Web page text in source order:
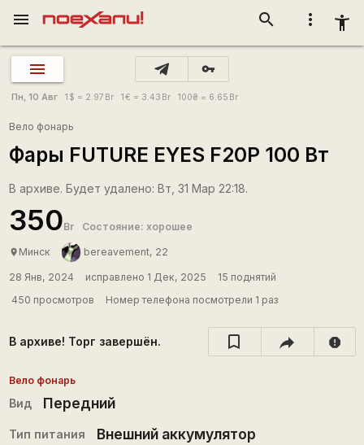
more_vert accessibility_new
search
menu
vpn_key
Пн, 10 Авг 1 $ = 2.97 Br 1€ = 3.43 Br 100₴ = 6.65 Br
Вело фонарь
Фары FUTURE EYES F20P 100 Вт
В архиве. Будет удалено: Вт, 31 Мар 22:18.
350Br Состояние: хорошее
place Минск bereavement, 22
28 Янв, 2024 исправлено 1 Дек, 2025
15 поднятий
450 просмотров
Номер телефона посмотрели 1 раз
В архиве! Торг завершён. report
Вело фонарь
Вид Передний
Тип питания Внешний аккумулятор